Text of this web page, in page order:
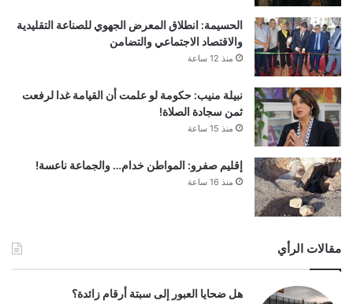
الحسيمة: انطلاق المعرض الجهوي للصناعة التقليدية
والاقتصاد الاجتماعي والتضامن
منذ 12 ساعة
نبيلة منيب: حكومة لو علمت أن القيامة غدا لرفعت
ثمن سجادة الصلاة!
منذ 15 ساعة
إقليم صفرو: المواطن خدام… والجماعة ناعسة!
منذ 16 ساعة
مقالات الرأي
هل ضحايا العبور إلى سبتة أرقام زائدة؟